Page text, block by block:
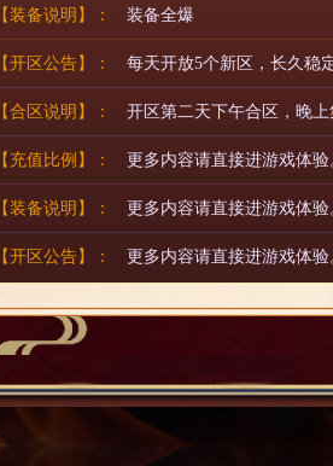
【装备说明】： 装备全爆
【开区公告】： 每天开放5个新区，长久稳
【合区说明】： 开区第二天下午合区，晚
【充值比例】： 更多内容请直接进游戏体验
【装备说明】： 更多内容请直接进游戏体验
【开区公告】： 更多内容请直接进游戏体验